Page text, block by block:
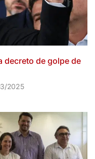
decreto de golpe de
2025